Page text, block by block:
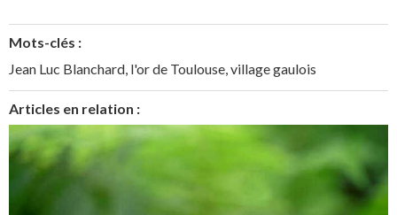
Mots-clés :
Jean Luc Blanchard, l'or de Toulouse,village gaulois
Articles en relation :